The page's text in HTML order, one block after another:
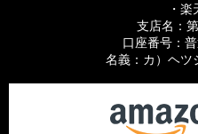
・
支店名：
口座番号：
名義：カ）ヘツ